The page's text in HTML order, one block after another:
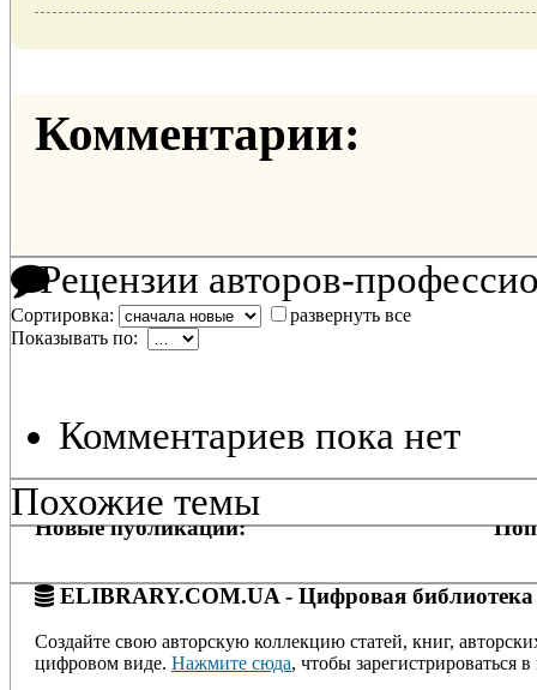
Комментарии:
Рецензии авторов-
Сортировка:
развернуть все
Показывать по:
Комментариев пока нет
Похожие темы
Новые публикации:
ELIBRARY.COM.UA - Цифровая библиотека
Создайте свою авторскую коллекцию статей, книг,
цифровом виде. Нажмите сюда, чтобы зарегистрироваться в